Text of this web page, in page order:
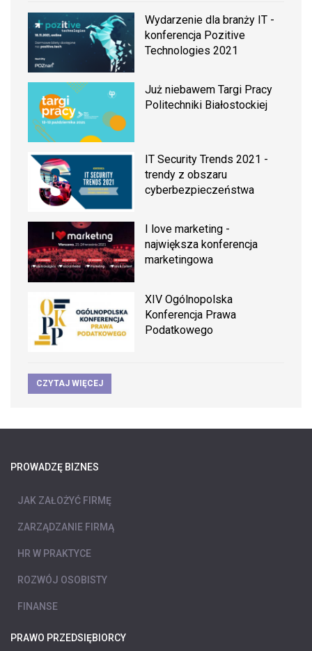
Wydarzenie dla branży IT -
konferencja Pozitive
Technologies 2021
Już niebawem Targi Pracy
Politechniki Białostockiej
IT Security Trends 2021 -
trendy z obszaru
cyberbezpieczeństwa
I love marketing -
największa konferencja
marketingowa
XIV Ogólnopolska
Konferencja Prawa
Podatkowego
CZYTAJ WIĘCEJ
PROWADZĘ BIZNES
JAK ZAŁOŻYĆ FIRMĘ
ZARZĄDZANIE FIRMĄ
HR W PRAKTYCE
ROZWÓJ OSOBISTY
FINANSE
PRAWO PRZEDSIĘBIORCY